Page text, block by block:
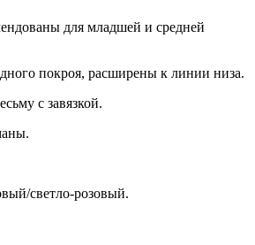
для младшей и средней
покроя, расширены к линии низа.
с завязкой.
светло-розовый.